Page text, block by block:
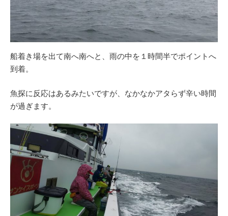
船着き場を出て南へ南へと、雨の中を１時間半でポイントへ
到着。
魚探に反応はあるみたいですが、なかなかアタらず辛い時間
が過ぎます。